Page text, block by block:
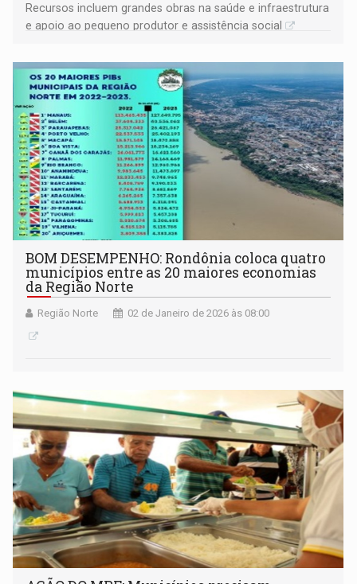
Recursos incluem grandes obras na saúde e infraestrutura
e apoio ao pequeno produtor e assistência social
BOM DESEMPENHO: Rondônia coloca quatro
municípios entre as 20 maiores economias
da Região Norte
Região Norte 02 de Janeiro de 2026 às 08:00